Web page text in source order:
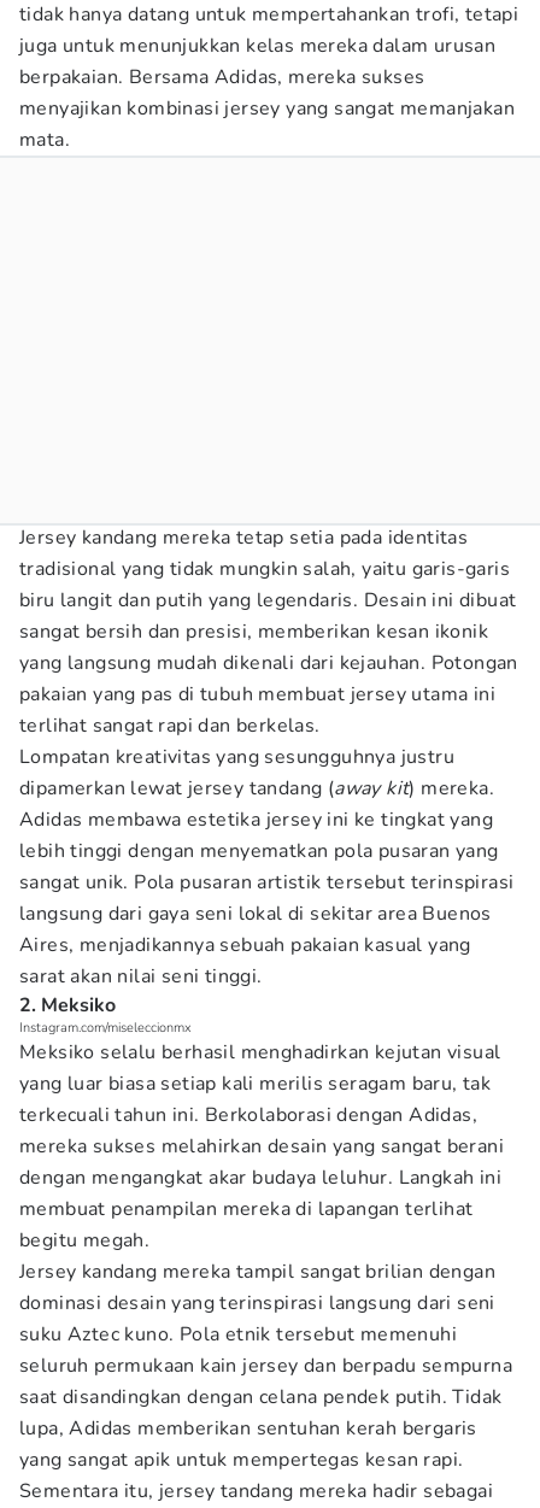
tidak hanya datang untuk mempertahankan trofi, tetapi
juga untuk menunjukkan kelas mereka dalam urusan
berpakaian. Bersama Adidas, mereka sukses
menyajikan kombinasi jersey yang sangat memanjakan
mata.
Jersey kandang mereka tetap setia pada identitas
tradisional yang tidak mungkin salah, yaitu garis-garis
biru langit dan putih yang legendaris. Desain ini dibuat
sangat bersih dan presisi, memberikan kesan ikonik
yang langsung mudah dikenali dari kejauhan. Potongan
pakaian yang pas di tubuh membuat jersey utama ini
terlihat sangat rapi dan berkelas.
Lompatan kreativitas yang sesungguhnya justru
dipamerkan lewat jersey tandang (away kit) mereka.
Adidas membawa estetika jersey ini ke tingkat yang
lebih tinggi dengan menyematkan pola pusaran yang
sangat unik. Pola pusaran artistik tersebut terinspirasi
langsung dari gaya seni lokal di sekitar area Buenos
Aires, menjadikannya sebuah pakaian kasual yang
sarat akan nilai seni tinggi.
2. Meksiko
Instagram.com/miseleccionmx
Meksiko selalu berhasil menghadirkan kejutan visual
yang luar biasa setiap kali merilis seragam baru, tak
terkecuali tahun ini. Berkolaborasi dengan Adidas,
mereka sukses melahirkan desain yang sangat berani
dengan mengangkat akar budaya leluhur. Langkah ini
membuat penampilan mereka di lapangan terlihat
begitu megah.
Jersey kandang mereka tampil sangat brilian dengan
dominasi desain yang terinspirasi langsung dari seni
suku Aztec kuno. Pola etnik tersebut memenuhi
seluruh permukaan kain jersey dan berpadu sempurna
saat disandingkan dengan celana pendek putih. Tidak
lupa, Adidas memberikan sentuhan kerah bergaris
yang sangat apik untuk mempertegas kesan rapi.
Sementara itu, jersey tandang mereka hadir sebagai